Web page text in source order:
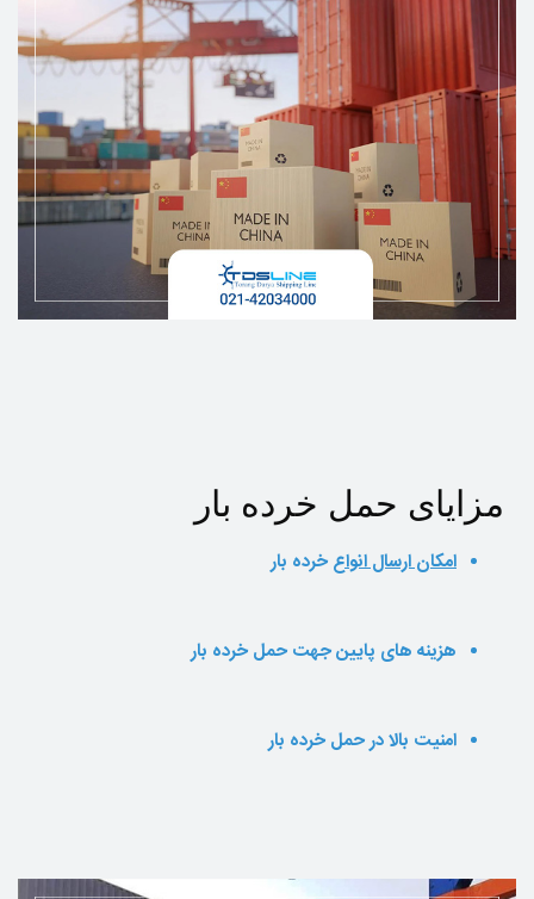
مزایای حمل خرده بار
امکان ارسال انواع خرده بار
هزینه های پایین جهت حمل خرده بار
امنیت بالا در حمل خرده بار